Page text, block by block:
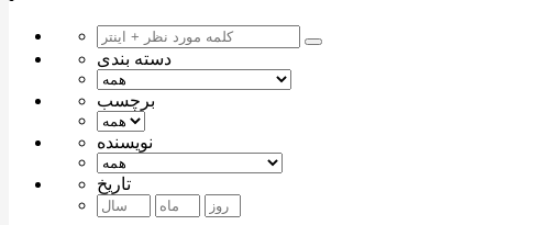
دسته بندی
برچسب
نویسنده
تاریخ